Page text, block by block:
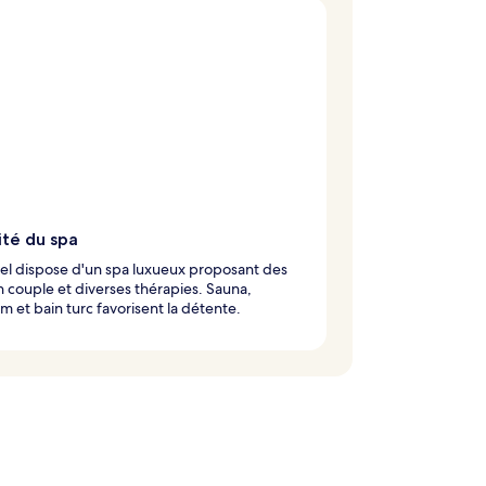
du spa
dispose d'un spa luxueux proposant des
couple et diverses thérapies. Sauna,
et bain turc favorisent la détente.